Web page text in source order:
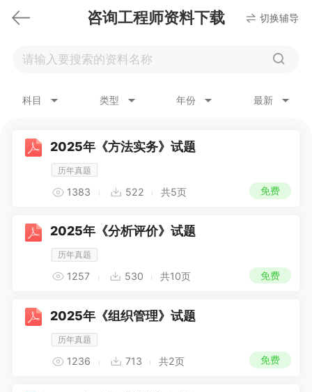
咨询工程师资料下载 切换辅导
科目 类型 年份 最新
2025年《方法实务》试题
历年真题
1383 522 共5页 免费
2025年《分析评价》试题
历年真题
1257 530 共10页 免费
2025年《组织管理》试题
历年真题
1236 713 共2页 免费